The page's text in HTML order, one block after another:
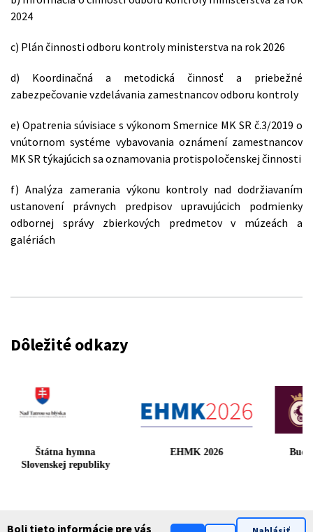
2024
c) Plán činnosti odboru kontroly ministerstva na rok 2026
d) Koordinačná a metodická činnosť a priebežné
zabezpečovanie vzdelávania zamestnancov odboru kontroly
e) Opatrenia súvisiace s výkonom Smernice MK SR č.3/2019 o
vnútornom systéme vybavovania oznámení zamestnancov
MK SR týkajúcich sa oznamovania protispoločenskej činnosti
f) Analýza zamerania výkonu kontroly nad dodržiavaním
ustanovení právnych predpisov upravujúcich podmienky
odbornej správy zbierkových predmetov v múzeách a
galériách
Dôležité odkazy
Štátna hymna
Slovenskej republiky
EHMK 2026
Boli tieto informácie pre vás